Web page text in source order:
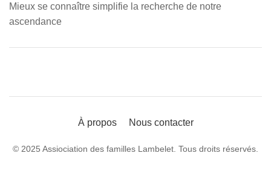
Mieux se connaître simplifie la recherche de notre
ascendance
À propos Nous contacter
© 2025 Assiociation des familles Lambelet. Tous droits réservés.